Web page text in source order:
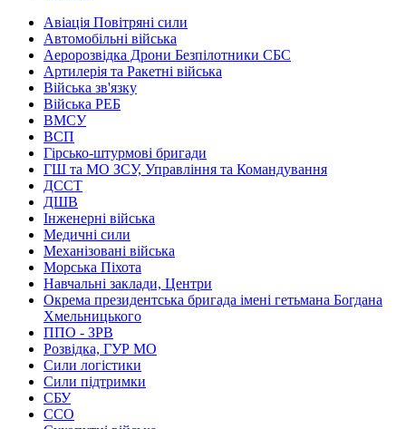
Авіація Повітряні сили
Автомобільні війська
Аеророзвідка Дрони Безпілотники СБС
Артилерія та Ракетні війська
Війська зв'язку
Війська РЕБ
ВМСУ
ВСП
Гірсько-штурмові бригади
ГШ та МО ЗСУ, Управління та Командування
ДССТ
ДШВ
Інженерні війська
Медичні сили
Механізовані війська
Морська Піхота
Навчальні заклади, Центри
Окрема президентська бригада імені гетьмана Богдана
Хмельницького
ППО - ЗРВ
Розвідка, ГУР МО
Сили логістики
Сили підтримки
СБУ
ССО